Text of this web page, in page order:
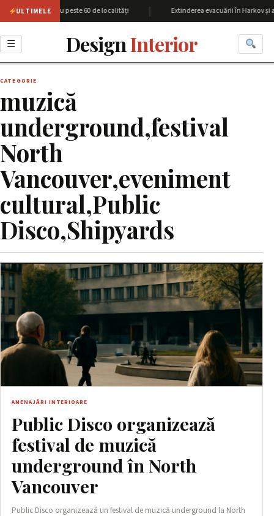
ULTIMELE
Harkov cu peste 60 de localități Extinderea evacuării în Harkov și
☰ DesignInterior
CATEGORIE
muzică
underground,festival
North
Vancouver,eveniment
cultural,Public
Disco,Shipyards
AMENAJĂRI INTERIOARE
Public Disco organizează
festival de muzică
underground în North
Vancouver
Public Disco organizează un festival de muzică underground la North